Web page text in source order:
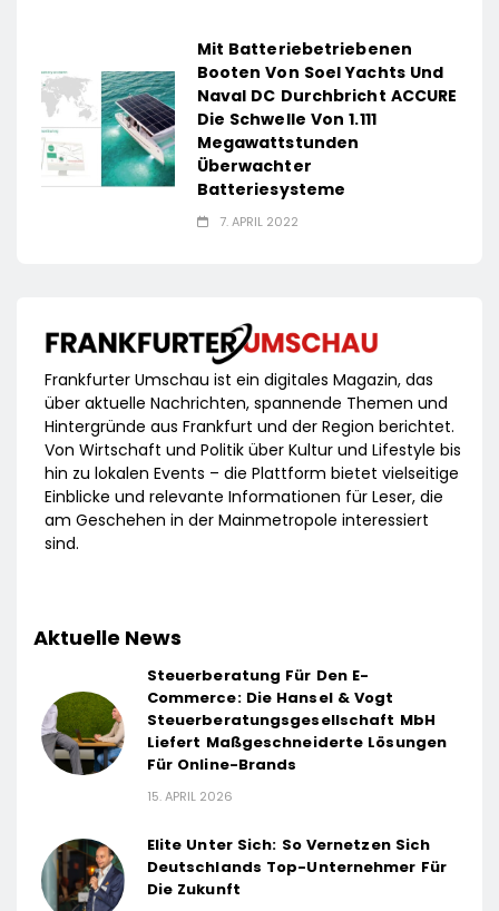
Mit Batteriebetriebenen
Booten Von Soel Yachts Und
Naval DC Durchbricht ACCURE
Die Schwelle Von 1.111
Megawattstunden
Überwachter
Batteriesysteme
7. APRIL 2022
Frankfurter Umschau ist ein digitales Magazin, das
über aktuelle Nachrichten, spannende Themen und
Hintergründe aus Frankfurt und der Region berichtet.
Von Wirtschaft und Politik über Kultur und Lifestyle bis
hin zu lokalen Events – die Plattform bietet vielseitige
Einblicke und relevante Informationen für Leser, die
am Geschehen in der Mainmetropole interessiert
sind.
Aktuelle News
Steuerberatung Für Den E-
Commerce: Die Hansel & Vogt
Steuerberatungsgesellschaft MbH
Liefert Maßgeschneiderte Lösungen
Für Online-Brands
15. APRIL 2026
Elite Unter Sich: So Vernetzen Sich
Deutschlands Top-Unternehmer Für
Die Zukunft